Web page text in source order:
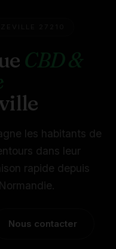
CBD &
les habitants de
dans leur
rapide depuis
Nous contacter